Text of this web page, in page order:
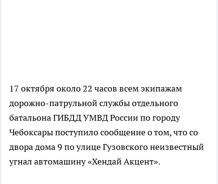
17 октября около 22 часов всем экипажам
дорожно-патрульной службы отдельного
батальона ГИБДД УМВД России по городу
Чебоксары поступило сообщение о том, что со
двора дома 9 по улице Гузовского неизвестный
угнал автомашину «Хендай Акцент».